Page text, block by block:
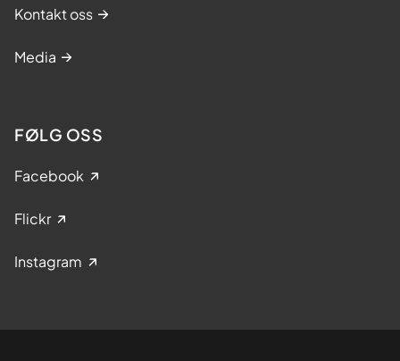
Kontakt oss
Media
FØLG OSS
Facebook
Flickr
Instagram